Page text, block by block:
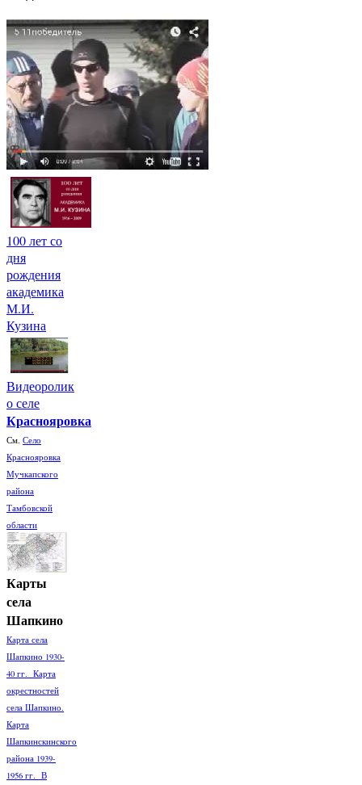
100 лет со
дня
рождения
академика
М.И.
Кузина
Видеоролик
о селе
Краснояровка
См. Село
Краснояровка
Мучкапского
района
Тамбовской
области
Карты
села
Шапкино
Карта села
Шапкино 1930-
40 гг. Карта
окрестностей
села Шапкино.
Карта
Шапкинскинского
района 1939-
1956 гг. В